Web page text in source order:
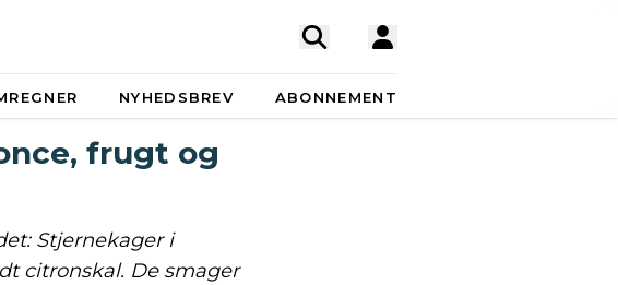
NYHEDSBREV ABONNEMENT
frugt og
Stjernekager i
citronskal. De smager